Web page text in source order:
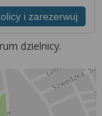
i zarezerwuj
dzielnicy.